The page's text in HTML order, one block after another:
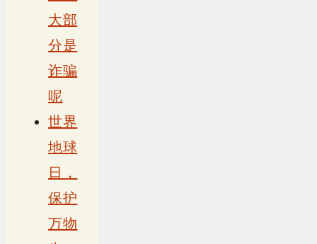
大部
分是
诈骗
呢
世界
地球
日，
保护
万物